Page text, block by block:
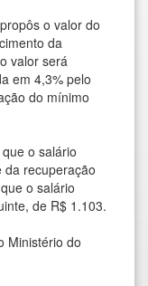
o valor do
da
valor será
em 4,3% pelo
do mínimo
o salário
da recuperação
o salário
de R$ 1.103.
Ministério do